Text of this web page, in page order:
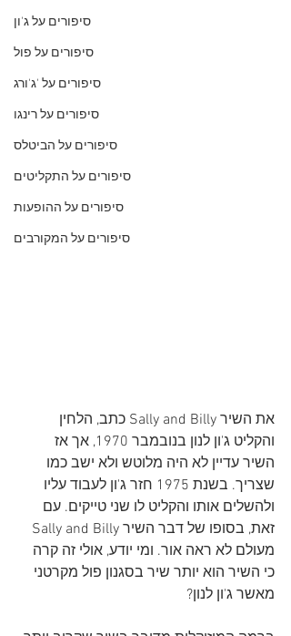
סיפורים על ג'ון
סיפורים על פול
סיפורים על 'ג'ורג
סיפורים על רינגו
סיפורים על הביטלס
סיפורים על התקליטים
סיפורים על ההופעות
סיפורים על המקורבים
את השיר Sally and Billy כתב, הלחין
והקליט ג'ון לנון בנובמבר 1970, אך אז
השיר עדיין לא היה מלוטש ולא ישב כמו
שצריך. בשנת 1975 חזר ג'ון לעבוד עליו
ולהשלים אותו והקליט לו שני טייקים. עם
מעולם לא ראה אור. ומי יודע, אולי זה קרה
כי השיר הוא יותר שיר בסגנון פול מקרטני
מאשר ג'ון לנון?